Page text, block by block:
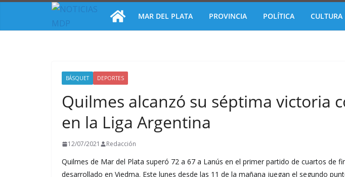
MAR DEL PLATA PROVINCIA POLÍTICA CULTURA
BÁSQUET DEPORTES
Quilmes alcanzó su séptima victoria
en la Liga Argentina
12/07/2021 Redacción
Quilmes de Mar del Plata superó 72 a 67 a Lanús en el primer partido de cuartos de
desarrollado en Viedma. Este lunes desde las 11 de la mañana juegan el segundo